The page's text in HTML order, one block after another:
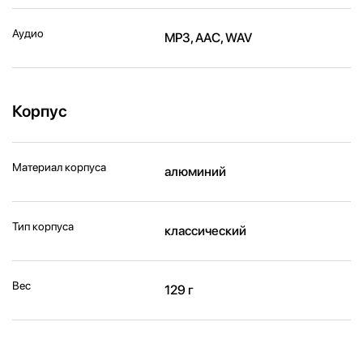
Аудио MP3, AAC, WAV
Корпус
Материал корпуса алюминий
Тип корпуса классический
Вес 129 г